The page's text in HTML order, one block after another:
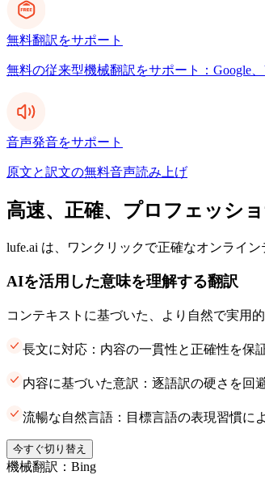
無料翻訳をサポート
無料の従来型機械翻訳をサポート：Google
音声発音をサポート
原文と訳文の無料音声読み上げ
高速、正確、プロフェッシ
lufe.ai は、ワンクリックで正確なオンライン
AIを活用した意味を理解する翻訳
コンテキストに基づいた、より自然で実用
長文に対応：内容の一貫性と正確性を保
内容に基づいた意訳：逐語訳の硬さを回
流暢な自然言語：目標言語の表現習慣に
今すぐ切り替え
機械翻訳：Bing